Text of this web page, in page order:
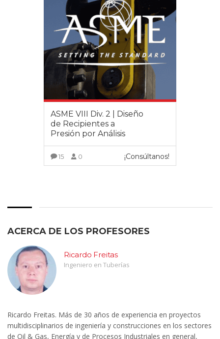
ASME VIII Div. 2 | Diseño
de Recipientes a
Presión por Análisis
15 0 ¡Consúltanos!
ACERCA DE LOS PROFESORES
Ricardo Freitas
Ingeniero en Tuberías
Ricardo Freitas. Más de 30 años de experiencia en proyectos
multidisciplinarios de ingeniería y construcciones en los sectores
de Oil & Gas, Energía y de Procesos Industriales en general,